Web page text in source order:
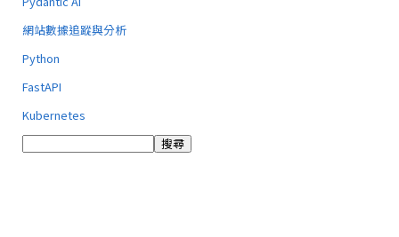
網站數據追蹤與分析
Python
FastAPI
Kubernetes